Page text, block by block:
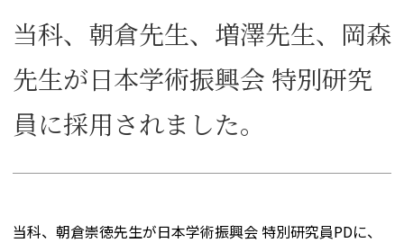
当科、朝倉先生、増澤先生、岡森
先生が日本学術振興会 特別研究
員に採用されました。
当科、朝倉崇徳先生が日本学術振興会 特別研究員PDに、